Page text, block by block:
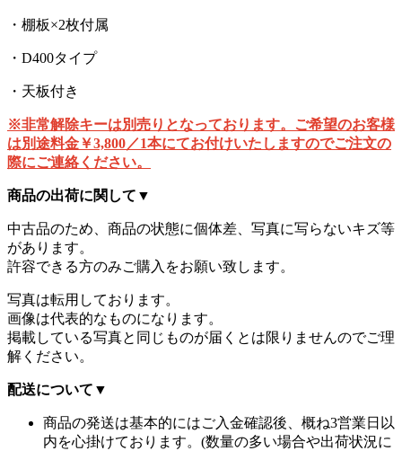
・棚板×2枚付属
・D400タイプ
・天板付き
※非常解除キーは別売りとなっております。ご希望のお客様
は別途料金￥3,800／1本にてお付けいたしますのでご注文の
際にご連絡ください。
商品の出荷に関して ▼
中古品のため、商品の状態に個体差、写真に写らないキズ等
があります。
許容できる方のみご購入をお願い致します。
写真は転用しております。
画像は代表的なものになります。
掲載している写真と同じものが届くとは限りませんのでご理
解ください。
配送について ▼
商品の発送は基本的にはご入金確認後、概ね3営業日以
内を心掛けております。(数量の多い場合や出荷状況に